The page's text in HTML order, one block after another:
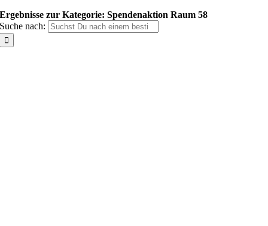
Ergebnisse zur Kategorie: Spendenaktion Raum 58
Suche nach: